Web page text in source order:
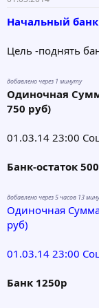
ы
л
а
Начальный банк
Цель -поднять
добавлено через 1 минуту
Одиночная
750 руб)
01.03.14 23:00
Банк-остаток
добавлено через 5 часов 13
Одиночная
руб)
01.03.14 23:00
Банк 1250р